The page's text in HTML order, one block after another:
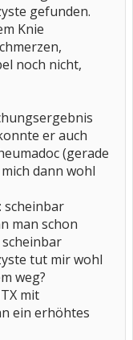
gefunden.
Knie
noch nicht,
er auch
(gerade
dann wohl
scheinbar
man schon
tut mir wohl
weg?
mit
ein erhöhtes